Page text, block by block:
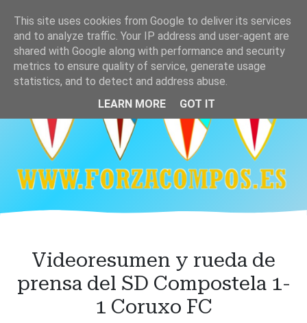
contenido
principal
Videoresumen y rueda de
prensa del SD Compostela 1-
1 Coruxo FC
This site uses cookies from Google to deliver its services
and to analyze traffic. Your IP address and user-agent are
shared with Google along with performance and security
metrics to ensure quality of service, generate usage
statistics, and to detect and address abuse.
LEARN MORE
GOT IT